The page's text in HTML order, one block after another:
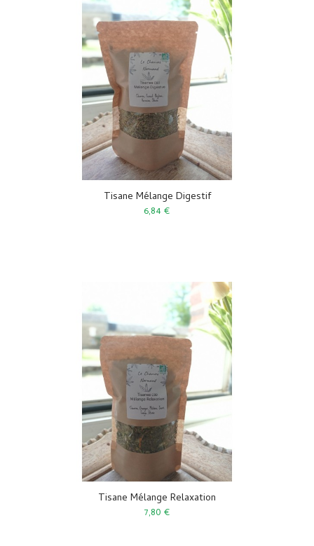
Tisane Mélange Digestif
6,84 €
Tisane Mélange Relaxation
7,80 €